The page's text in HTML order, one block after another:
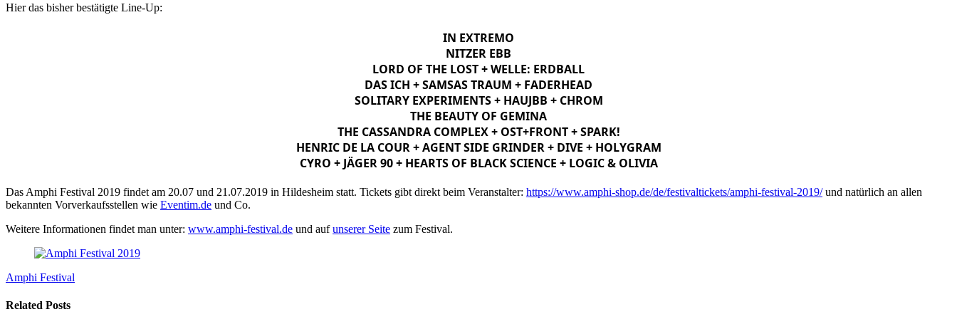
Hier das bisher bestätigte Line-Up:
IN EXTREMO
NITZER EBB
LORD OF THE LOST + WELLE: ERDBALL
DAS ICH + SAMSAS TRAUM + FADERHEAD
SOLITARY EXPERIMENTS + HAUJBB + CHROM
THE BEAUTY OF GEMINA
THE CASSANDRA COMPLEX + OST+FRONT + SPARK!
HENRIC DE LA COUR + AGENT SIDE GRINDER + DIVE + HOLYGRAM
CYRO + JÄGER 90 + HEARTS OF BLACK SCIENCE + LOGIC & OLIVIA
Das Amphi Festival 2019 findet am 20.07 und 21.07.2019 in Hildesheim statt. Tickets gibt direkt beim Veranstalter: https://www.amphi-shop.de/de/festivaltickets/amphi-festival-2019/und natürlich an allen
bekannten Vorverkaufsstellen wie Eventim.de und Co.
Weitere Informationen findet man unter: www.amphi-festival.de und aufunserer Seite zum Festival.
Amphi Festival
Related Posts